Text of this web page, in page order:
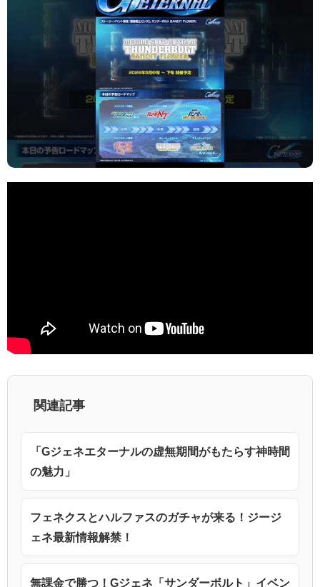
関連記事
「Gジェネエターナルの虚無期間がもたらす神時間
の魅力」
フェネクスとハルファスのガチャが来る！ジージ
ェネ最新情報解禁！
無課金で勝つ！Gジェネ「サンダーボルト」イベン